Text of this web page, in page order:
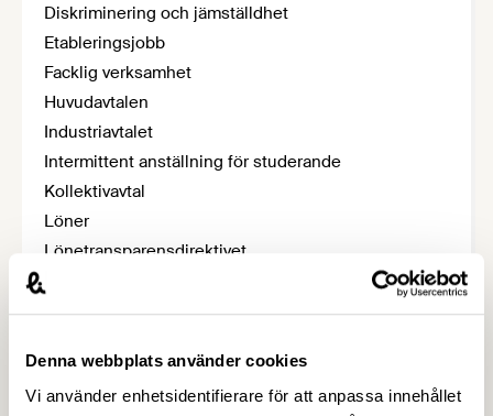
Denna webbplats använder cookies
Vi använder enhetsidentifierare för att anpassa innehållet
Diskriminering och jämställdhet
Etableringsjobb
Facklig verksamhet
Huvudavtalen
Industriavtalet
Intermittent anställning för studerande
Kollektivavtal
Löner
Lönetransparensdirektivet
Pension och hel sjukersättning
Semester
Viktiga lagar